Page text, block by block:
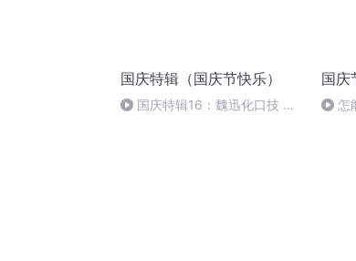
国庆特辑（国庆节快乐）
国庆特辑16：魏迅化口技 二
国庆
怎